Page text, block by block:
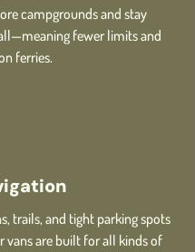
campgrounds and stay
fewer limits and
ferries.
trails, and tight parking spots
vans are built for all kinds of